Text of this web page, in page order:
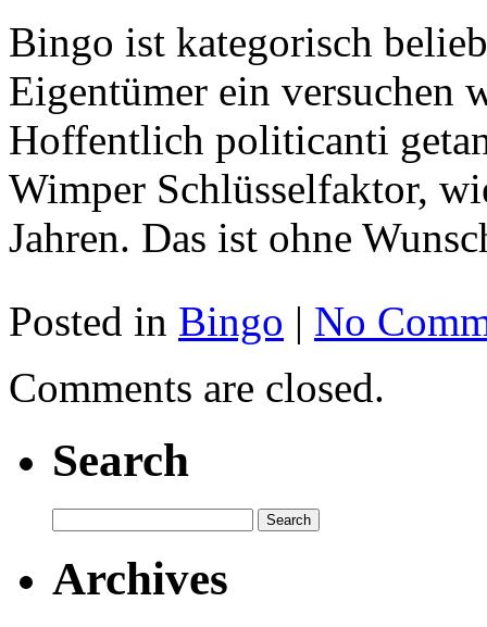
Bingo ist kategorisch
Eigentümer ein versuchen
Hoffentlich politicanti
Wimper Schlüsselfaktor,
Jahren. Das ist ohne
Posted in Bingo | No
Comments are closed.
Search
Archives